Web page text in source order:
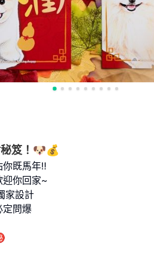
笈！🐶💰
既馬年‼️
迎你回家~
家設計
定問爆